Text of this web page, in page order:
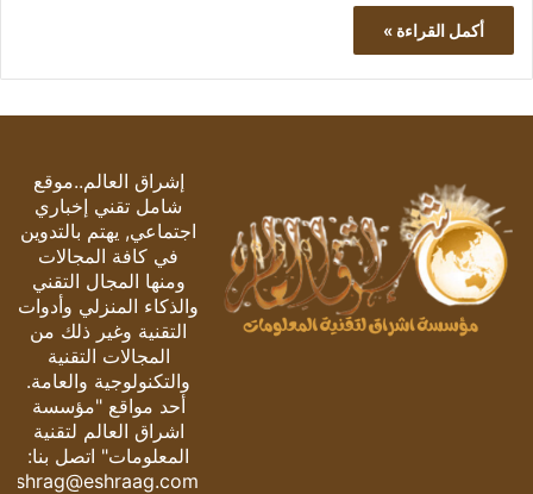
أكمل القراءة »
إشراق العالم..موقع
شامل تقني إخباري
اجتماعي, يهتم بالتدوين
في كافة المجالات
ومنها المجال التقني
والذكاء المنزلي وأدوات
التقنية وغير ذلك من
المجالات التقنية
والتكنولوجية والعامة.
أحد مواقع "مؤسسة
اشراق العالم لتقنية
المعلومات" اتصل بنا:
eshrag@eshraag.com